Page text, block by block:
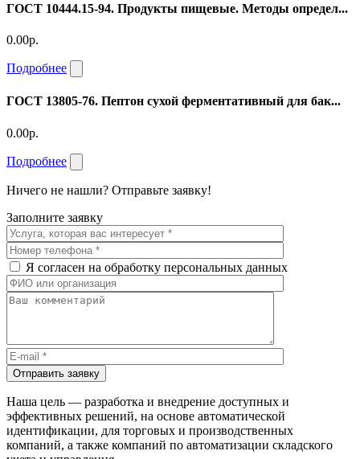
ГОСТ 10444.15-94. Продукты пищевые. Методы определ...
0.00р.
Подробнее
ГОСТ 13805-76. Пептон сухой ферментативный для бак...
0.00р.
Подробнее
Ничего не нашли? Отправьте заявку!
Заполните заявку
Я согласен на обработку персональных данных
Отправить заявку
Наша цель — разработка и внедрение доступных и
эффективных решений, на основе автоматической
идентификации, для торговых и производственных
компаний, а также компаний по автоматизации складского